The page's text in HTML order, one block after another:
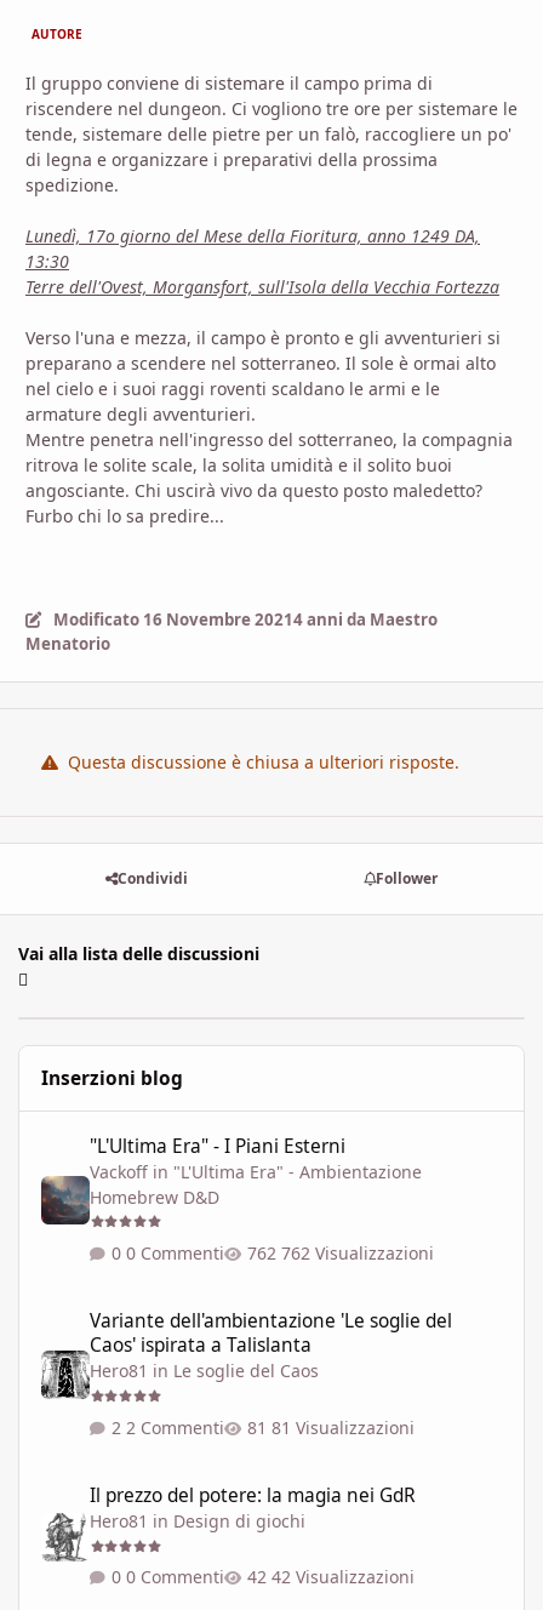
AUTORE
Il gruppo conviene di sistemare il campo prima di
riscendere nel dungeon. Ci vogliono tre ore per sistemare le
tende, sistemare delle pietre per un falò, raccogliere un po'
di legna e organizzare i preparativi della prossima
spedizione.
Lunedì, 17o giorno del Mese della Fioritura, anno 1249 DA,
13:30
Terre dell'Ovest, Morgansfort, sull'Isola della Vecchia Fortezza
Verso l'una e mezza, il campo è pronto e gli avventurieri si
preparano a scendere nel sotterraneo. Il sole è ormai alto
nel cielo e i suoi raggi roventi scaldano le armi e le
armature degli avventurieri.
Mentre penetra nell'ingresso del sotterraneo, la compagnia
ritrova le solite scale, la solita umidità e il solito buoi
angosciante. Chi uscirà vivo da questo posto maledetto?
Furbo chi lo sa predire...
Modificato 16 Novembre 20214 anni da Maestro
Menatorio
Questa discussione è chiusa a ulteriori risposte.
Condividi Follower
Vai alla lista delle discussioni
Inserzioni blog
"L'Ultima Era" - I Piani Esterni
Vackoff in "L'Ultima Era" - Ambientazione
Homebrew D&D
0 Commenti 762 Visualizzazioni
Variante dell'ambientazione 'Le soglie del
Caos' ispirata a Talislanta
Hero81 in Le soglie del Caos
2 Commenti 81 Visualizzazioni
Il prezzo del potere: la magia nei GdR
Hero81 in Design di giochi
0 Commenti 42 Visualizzazioni